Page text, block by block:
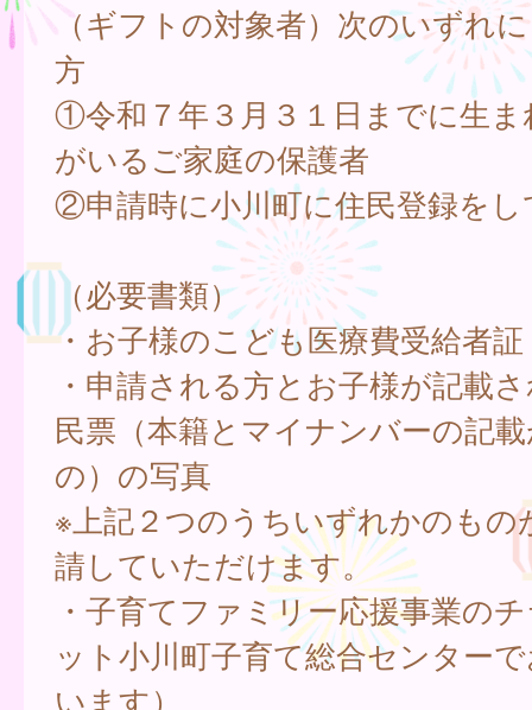
（ギフトの対象者）次のいずれ
方
①令和７年３月３１日までに生ま
がいるご家庭の保護者
②申請時に小川町に住民登録をし
（必要書類）
・お子様のこども医療費受給者証
・申請される方とお子様が記載
民票（本籍とマイナンバーの記
の）の写真
※上記２つのうちいずれかのもの
請していただけます。
・子育てファミリー応援事業の
ット小川町子育て総合センター
います）